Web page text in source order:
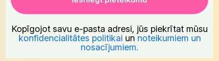
Kopīgojot savu e-pasta adresi, jūs piekrītat mūsu
konfidencialitātes politikai un noteikumiem un
nosacījumiem.